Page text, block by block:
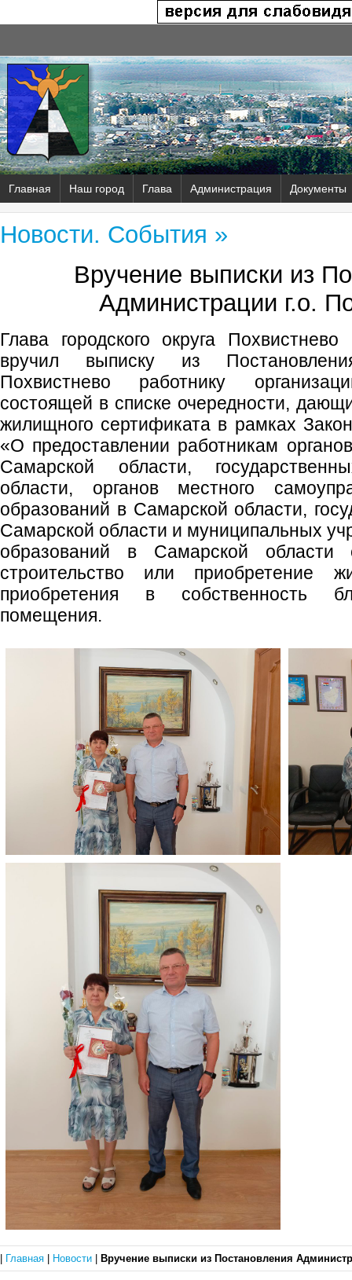
Главная Наш город Глава Администрация Документы
Новости. События »
Вручение выписки из
Администрации г.о.
Глава городского округа
вручил выписку из
Похвистнево работнику
состоящей в списке очередности,
жилищного сертификата в рамках
«О предоставлении работникам
Самарской области,
области, органов местного
образований в Самарской области,
Самарской области и муниципальных
образований в Самарской области
строительство или приобретение
приобретения в собственность
помещения.
Главная Новости Вручение выписки из Постановления